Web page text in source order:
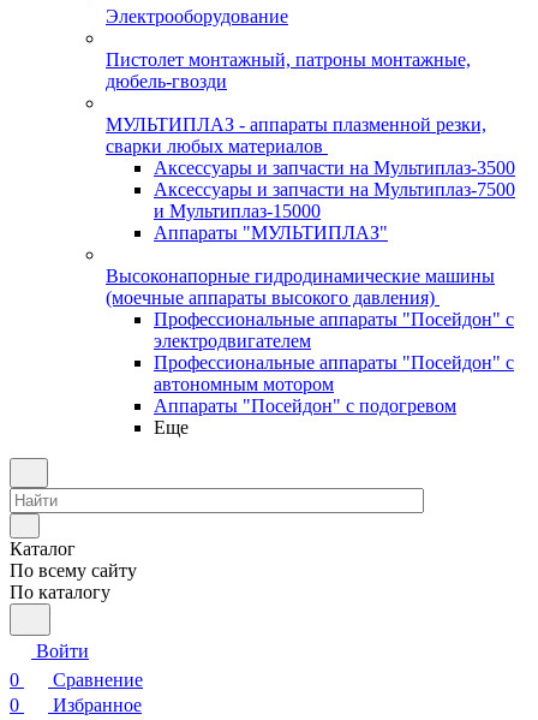
Электрооборудование
Пистолет монтажный, патроны монтажные,
дюбель-гвозди
МУЛЬТИПЛАЗ - аппараты плазменной резки,
сварки любых материалов
Аксессуары и запчасти на Мультиплаз-3500
Аксессуары и запчасти на Мультиплаз-7500
и Мультиплаз-15000
Аппараты "МУЛЬТИПЛАЗ"
Высоконапорные гидродинамические машины
(моечные аппараты высокого давления)
Профессиональные аппараты "Посейдон" с
электродвигателем
Профессиональные аппараты "Посейдон" с
автономным мотором
Аппараты "Посейдон" с подогревом
Еще
Каталог
По всему сайту
По каталогу
Войти
0
Сравнение
0
Избранное